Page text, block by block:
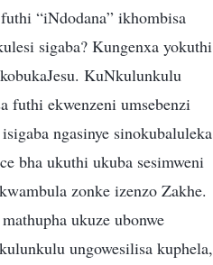
“iNdodana” ikhombisa
sigaba? Kungenxa yokuthi
KuNkulunkulu
futhi ekwenzeni umsebenzi
ngasinye sinokubaluleka
bha ukuthi ukuba sesimweni
zonke izenzo Zakhe.
ukuze ubonwe
ungowesilisa kuphela,